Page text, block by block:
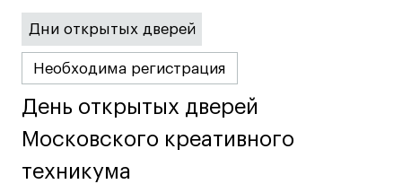
Дни открытых дверей
Необходима регистрация
День открытых дверей
Московского креативного
техникума
День открытых дверей
Московского креативного
техникума